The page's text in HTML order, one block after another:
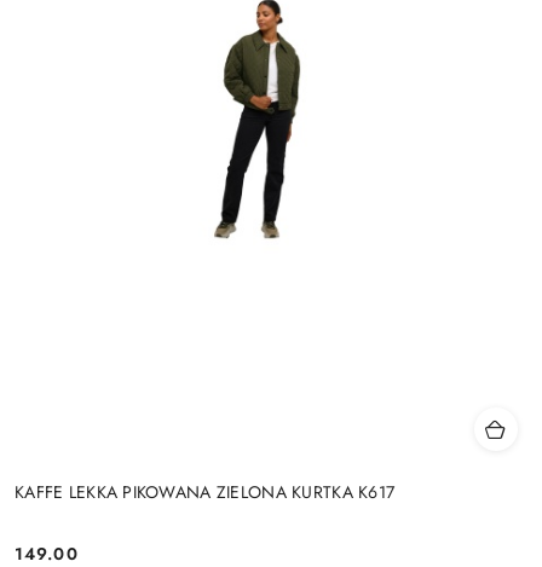
KAFFE LEKKA PIKOWANA ZIELONA KURTKA K617
149.00